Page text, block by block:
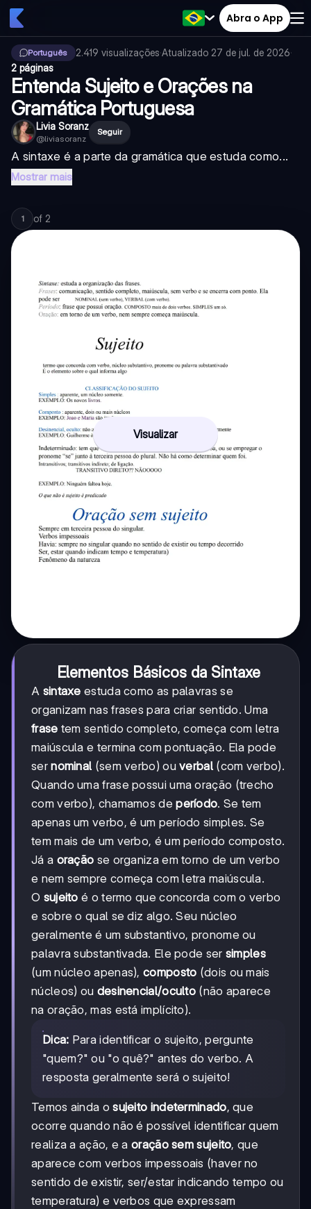
Abra o App
Português 2.419 visualizações·Atualizado 27 de jul. de 2026·
2 páginas
Entenda Sujeito e Orações na
Gramática Portuguesa
Livia Soranz
@liviasoranz
Seguir
A sintaxe é a parte da gramática que estuda como...
Mostrar mais
1 of 2
Visualizar
Elementos Básicos da Sintaxe
A sintaxe estuda como as palavras se
organizam nas frases para criar sentido. Uma
frase tem sentido completo, começa com letra
maiúscula e termina com pontuação. Ela pode
sernominal (sem verbo) ouverbal(com verbo).
Quando uma frase possui uma oração (trecho
com verbo), chamamos deperíodo. Se tem
apenas um verbo, é um período simples. Se
tem mais de um verbo, é um período composto.
Já a oração se organiza em torno de um verbo
e nem sempre começa com letra maiúscula.
O sujeito é o termo que concorda com o verbo
e sobre o qual se diz algo. Seu núcleo
geralmente é um substantivo, pronome ou
palavra substantivada. Ele pode ser simples
(um núcleo apenas),composto (dois ou mais
núcleos) ou desinencial/oculto (não aparece
na oração, mas está implícito).
Dica: Para identificar o sujeito, pergunte
"quem?" ou "o quê?" antes do verbo. A
resposta geralmente será o sujeito!
Temos ainda osujeito indeterminado, que
ocorre quando não é possível identificar quem
realiza a ação, e aoração sem sujeito, que
aparece com verbos impessoais (haver no
sentido de existir, ser/estar indicando tempo ou
temperatura) e verbos que expressam